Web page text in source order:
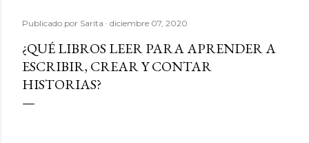
Publicado por Sarita diciembre 07, 2020
¿QUÉ LIBROS LEER PARA APRENDER A
ESCRIBIR, CREAR Y CONTAR
HISTORIAS?